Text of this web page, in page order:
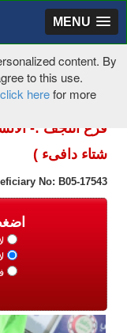
MENU
content. By
to this use.
click herefor more
فرع النجف :-
شتاء دافىء )
No: B05-17543